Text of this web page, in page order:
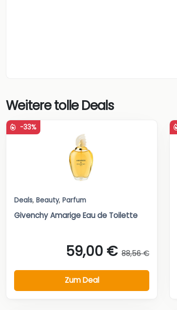
Weitere tolle Deals
-33%
Deals, Beauty, Parfum
Givenchy Amarige Eau de Toilette
59,00 € 88,56 €
Zum Deal